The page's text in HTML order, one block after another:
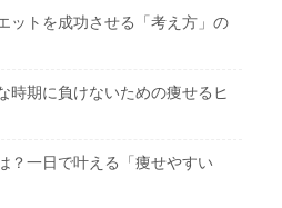
ットを成功させる「考え方」の
時期に負けないための痩せるヒ
？一日で叶える「痩せやすい